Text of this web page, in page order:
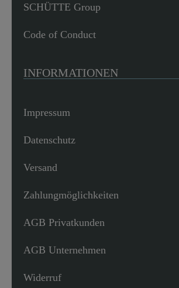
SCHÜTTE Group
Code of Conduct
INFORMATIONEN
Impressum
Datenschutz
Versand
Zahlungmöglichkeiten
AGB Privatkunden
AGB Unternehmen
Widerruf